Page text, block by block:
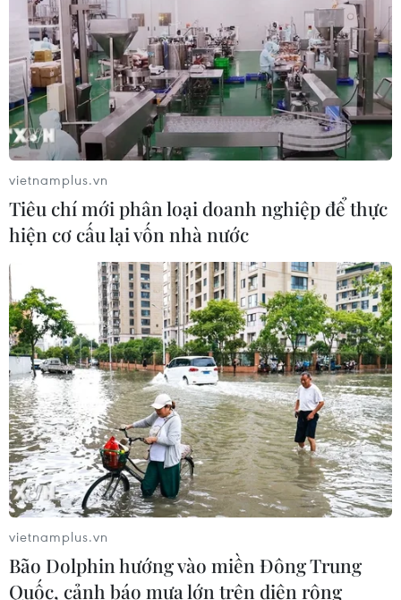
03/08/2026 15:02
Lãnh đạo EU kêu gọi 'hành động
thống nhất' về biên giới
03/08/2026 14:35
Xem thêm
CƠ QUAN CHỦ QUẢN: THÔNG TẤN XÃ VIỆT NAM
Tổng Biên tập: TRẦN TIẾN DUẨN
Phó Tổng Biên tập: NGUYỄN THỊ TÁM, KHÚC THANH
THỦY
Sở hữu trí tuệ
Quy định sử dụng
RSS
Hỗ trợ
Ngôn ngữ
Dịch vụ tin
Quảng cáo
vietnamplus.vn
Tiêu chí mới phân loại doanh nghiệp để thực
hiện cơ cấu lại vốn nhà nước
vietnamplus.vn
Bão Dolphin hướng vào miền Đông Trung
Quốc, cảnh báo mưa lớn trên diện rộng